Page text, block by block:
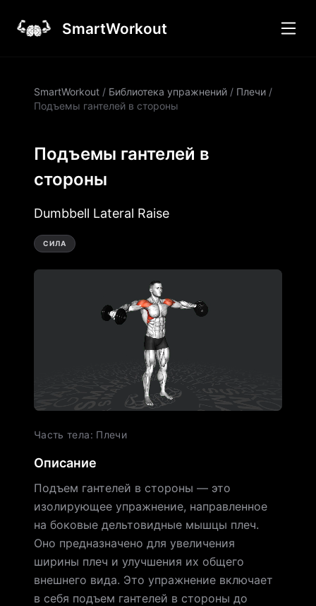
SmartWorkout
SmartWorkout / Библиотека упражнений / Плечи /
Подъемы гантелей в стороны
Подъемы гантелей в
стороны
Dumbbell Lateral Raise
СИЛА
Часть тела: Плечи
Описание
Подъем гантелей в стороны — это
изолирующее упражнение, направленное
на боковые дельтовидные мышцы плеч.
Оно предназначено для увеличения
ширины плеч и улучшения их общего
внешнего вида. Это упражнение включает
в себя подъем гантелей в стороны до